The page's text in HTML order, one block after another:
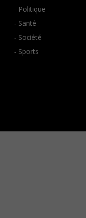
- Politique
- Santé
- Société
- Sports